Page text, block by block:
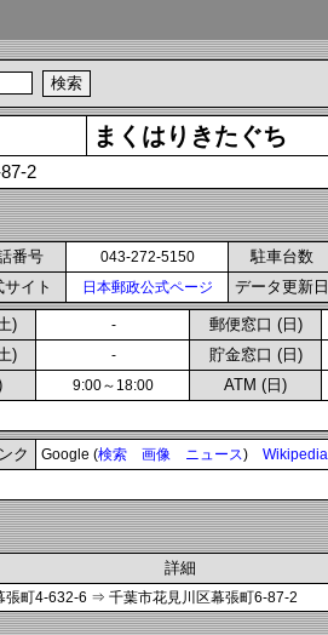
まくはりきたぐち
2
番号 043-272-5150 駐車台数
サイト 日本郵政公式ページ データ更新日
) - 郵便窓口 (日)
) - 貯金窓口 (日)
9:00～18:00 ATM (日)
ク Google (検索 画像 ニュース) Wikipedia
詳細
張町4-632-6 ⇒ 千葉市花見川区幕張町6-87-2